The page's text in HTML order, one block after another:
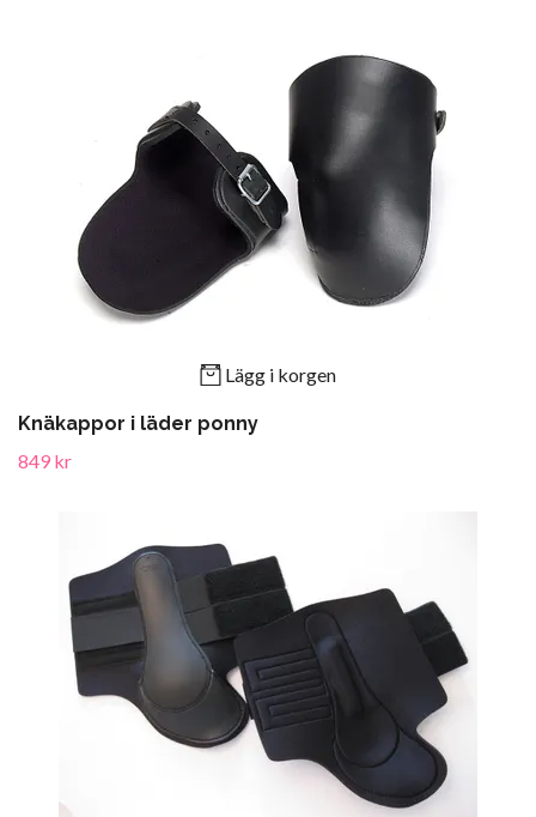
Lägg i korgen
Knäkappor i läder ponny
849 kr